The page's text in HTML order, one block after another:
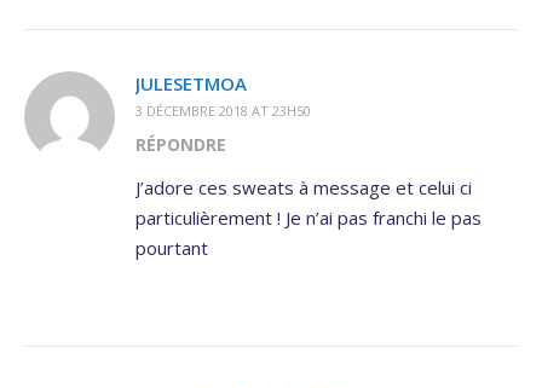
JULESETMOA
3 DÉCEMBRE 2018 AT 23H50
RÉPONDRE
J’adore ces sweats à message et celui ci
particulièrement ! Je n’ai pas franchi le pas
pourtant